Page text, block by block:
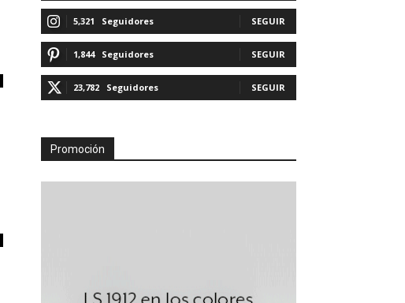
5,321 Seguidores SEGUIR
1,844 Seguidores SEGUIR
23,782 Seguidores SEGUIR
Promoción